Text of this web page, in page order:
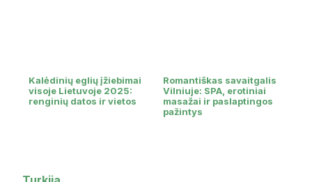
Kalėdinių eglių įžiebimai
visoje Lietuvoje 2025:
renginių datos ir vietos
Romantiškas savaitgalis
Vilniuje: SPA, erotiniai
masažai ir paslaptingos
pažintys